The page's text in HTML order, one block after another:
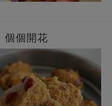
個個開花